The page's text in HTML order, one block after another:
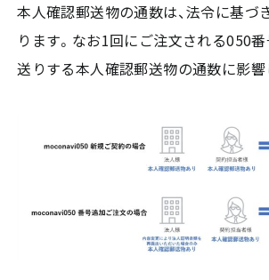
本人確認郵送物の通数は、法令に基づ
ります。なお1回にご注文される050
送りする本人確認郵送物の通数に影響